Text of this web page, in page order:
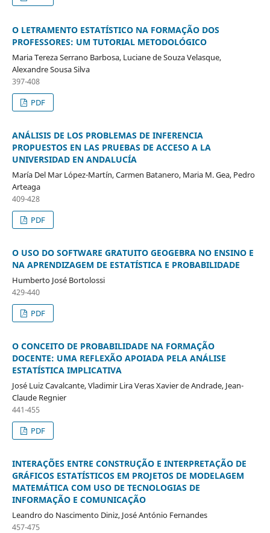
O LETRAMENTO ESTATÍSTICO NA FORMAÇÃO DOS
PROFESSORES: UM TUTORIAL METODOLÓGICO
Maria Tereza Serrano Barbosa, Luciane de Souza Velasque,
Alexandre Sousa Silva
397-408
PDF
ANÁLISIS DE LOS PROBLEMAS DE INFERENCIA
PROPUESTOS EN LAS PRUEBAS DE ACCESO A LA
UNIVERSIDAD EN ANDALUCÍA
María Del Mar López-Martín, Carmen Batanero, Maria M. Gea, Pedro
Arteaga
409-428
PDF
O USO DO SOFTWARE GRATUITO GEOGEBRA NO ENSINO E
NA APRENDIZAGEM DE ESTATÍSTICA E PROBABILIDADE
Humberto José Bortolossi
429-440
PDF
O CONCEITO DE PROBABILIDADE NA FORMAÇÃO
DOCENTE: UMA REFLEXÃO APOIADA PELA ANÁLISE
ESTATÍSTICA IMPLICATIVA
José Luiz Cavalcante, Vladimir Lira Veras Xavier de Andrade, Jean-
Claude Regnier
441-455
PDF
INTERAÇÕES ENTRE CONSTRUÇÃO E INTERPRETAÇÃO DE
GRÁFICOS ESTATÍSTICOS EM PROJETOS DE MODELAGEM
MATEMÁTICA COM USO DE TECNOLOGIAS DE
INFORMAÇÃO E COMUNICAÇÃO
Leandro do Nascimento Diniz, José António Fernandes
457-475